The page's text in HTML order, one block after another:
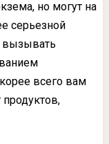
но могут на
серьезной
вызывать
всего вам
продуктов,